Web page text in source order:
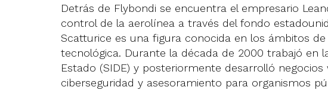
Detrás de Flybondi se encuentra el empresario
control de la aerolínea a través del fondo
Scatturice es una figura conocida en los ámbitos
tecnológica. Durante la década de 2000 trabajó en
Estado (SIDE) y posteriormente desarrolló
ciberseguridad y asesoramiento para organismos